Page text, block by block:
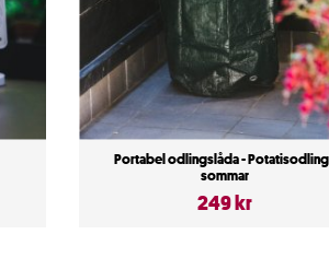
Portabel odlingslåda -
sommar
249 kr